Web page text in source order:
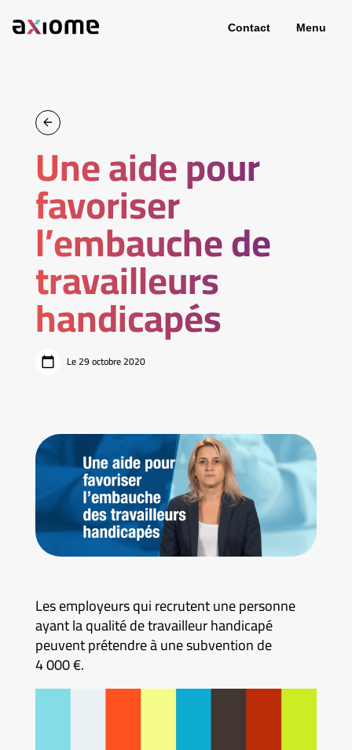
Contact Menu
Une aide pour
favoriser
l’embauche de
travailleurs
handicapés
Le 29 octobre 2020
Les employeurs qui recrutent une personne
ayant la qualité de travailleur handicapé
peuvent prétendre à une subvention de
4 000 €.